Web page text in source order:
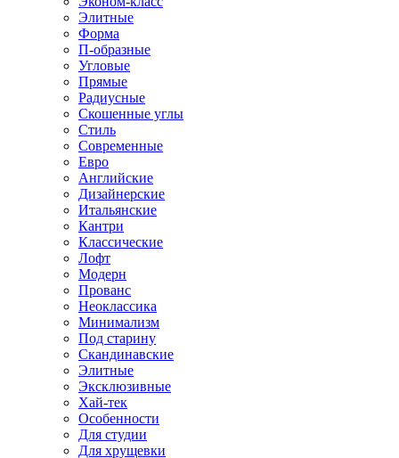
Элитные
Форма
П-образные
Угловые
Прямые
Радиусные
Скошенные углы
Стиль
Современные
Евро
Английские
Дизайнерские
Итальянские
Кантри
Классические
Лофт
Модерн
Прованс
Неоклассика
Минимализм
Под старину
Скандинавские
Элитные
Эксклюзивные
Хай-тек
Особенности
Для студии
Для хрущевки